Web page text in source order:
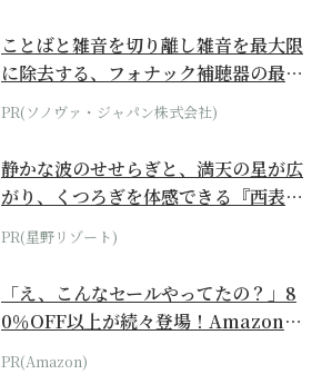
ことばと雑音を切り離し雑音を最大限
に除去する、フォナック補聴器の最上
位モデル
PR(ソノヴァ・ジャパン株式会社)
静かな波のせせらぎと、満天の星が広
がり、くつろぎを体感できる『西表島
ホテル by...
PR(星野リゾート)
「え、こんなセールやってたの？」8
0％OFF以上が続々登場！Amazonの
本気が...
PR(Amazon)